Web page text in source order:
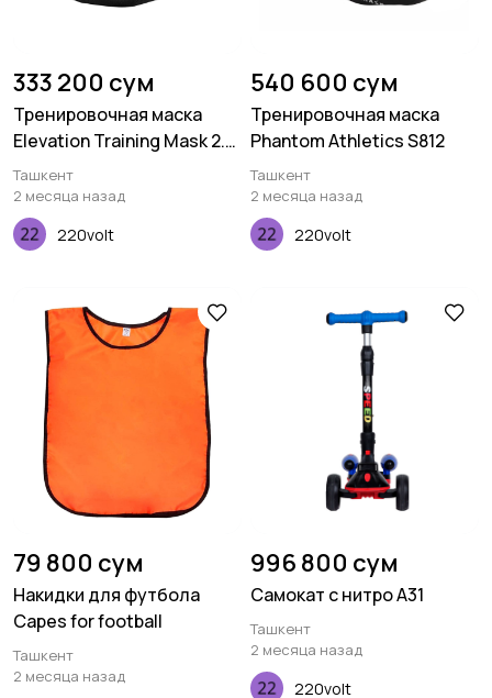
333 200 сум
Тренировочная маска
Elevation Training Mask 2.0
A626
Ташкент
2 месяца назад
220volt
540 600 сум
Тренировочная маска
Phantom Athletics S812
Ташкент
2 месяца назад
220volt
79 800 сум
Накидки для футбола
Capes for football
Ташкент
2 месяца назад
996 800 сум
Самокат с нитро A31
Ташкент
2 месяца назад
220volt